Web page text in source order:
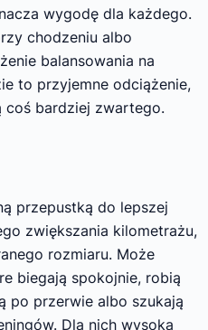
wygodę dla każdego.
chodzeniu albo
balansowania na
to przyjemne odciążenie,
coś bardziej zwartego.
przepustką do lepszej
zwiększania kilometrażu,
rozmiaru. Może
biegają spokojnie, robią
po przerwie albo szukają
Dla nich wysoka